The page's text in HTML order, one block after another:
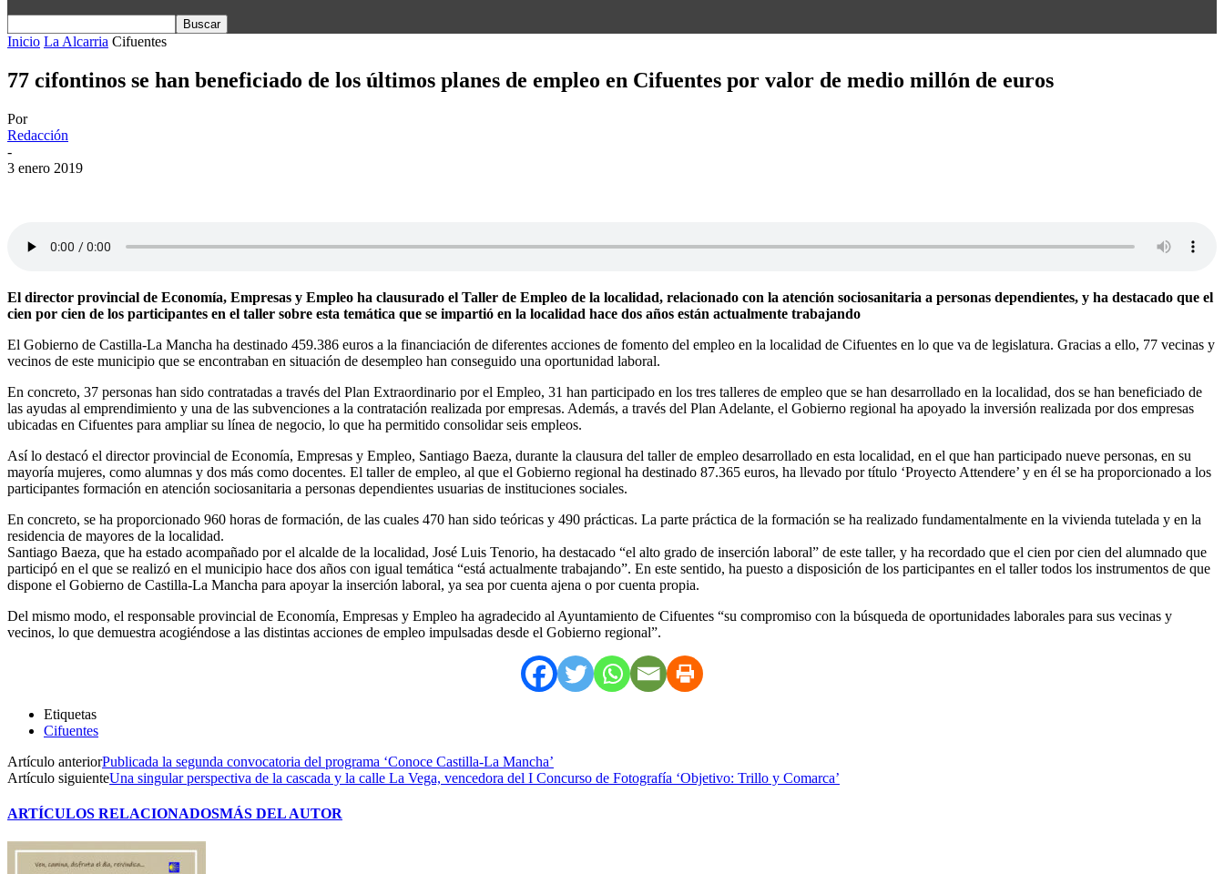
Inicio La Alcarria Cifuentes
77 cifontinos se han beneficiado de los últimos planes de empleo en Cifuentes por valor de medio millón de euros
Por
Redacción
-
3 enero 2019
El director provincial de Economía, Empresas y Empleo ha clausurado el Taller de Empleo de la localidad, relacionado con la atención sociosanitaria a personas dependientes, y ha destacado que el
cien por cien de los participantes en el taller sobre esta temática que se impartió en la localidad hace dos años están actualmente trabajando
El Gobierno de Castilla-La Mancha ha destinado 459.386 euros a la financiación de diferentes acciones de fomento del empleo en la localidad de Cifuentes en lo que va de legislatura. Gracias a ello, 77 vecinas y
vecinos de este municipio que se encontraban en situación de desempleo han conseguido una oportunidad laboral.
En concreto, 37 personas han sido contratadas a través del Plan Extraordinario por el Empleo, 31 han participado en los tres talleres de empleo que se han desarrollado en la localidad, dos se han beneficiado de
las ayudas al emprendimiento y una de las subvenciones a la contratación realizada por empresas. Además, a través del Plan Adelante, el Gobierno regional ha apoyado la inversión realizada por dos empresas
ubicadas en Cifuentes para ampliar su línea de negocio, lo que ha permitido consolidar seis empleos.
Así lo destacó el director provincial de Economía, Empresas y Empleo, Santiago Baeza, durante la clausura del taller de empleo desarrollado en esta localidad, en el que han participado nueve personas, en su
mayoría mujeres, como alumnas y dos más como docentes. El taller de empleo, al que el Gobierno regional ha destinado 87.365 euros, ha llevado por título ‘Proyecto Attendere’ y en él se ha proporcionado a los
participantes formación en atención sociosanitaria a personas dependientes usuarias de instituciones sociales.
En concreto, se ha proporcionado 960 horas de formación, de las cuales 470 han sido teóricas y 490 prácticas. La parte práctica de la formación se ha realizado fundamentalmente en la vivienda tutelada y en la
residencia de mayores de la localidad.
Santiago Baeza, que ha estado acompañado por el alcalde de la localidad, José Luis Tenorio, ha destacado “el alto grado de inserción laboral” de este taller, y ha recordado que el cien por cien del alumnado que
participó en el que se realizó en el municipio hace dos años con igual temática “está actualmente trabajando”. En este sentido, ha puesto a disposición de los participantes en el taller todos los instrumentos de que
dispone el Gobierno de Castilla-La Mancha para apoyar la inserción laboral, ya sea por cuenta ajena o por cuenta propia.
Del mismo modo, el responsable provincial de Economía, Empresas y Empleo ha agradecido al Ayuntamiento de Cifuentes “su compromiso con la búsqueda de oportunidades laborales para sus vecinas y
vecinos, lo que demuestra acogiéndose a las distintas acciones de empleo impulsadas desde el Gobierno regional”.
Etiquetas
Cifuentes
Artículo anteriorPublicada la segunda convocatoria del programa ‘Conoce Castilla-La Mancha’
Artículo siguienteUna singular perspectiva de la cascada y la calle La Vega, vencedora del I Concurso de Fotografía ‘Objetivo: Trillo y Comarca’
ARTÍCULOS RELACIONADOSMÁS DEL AUTOR